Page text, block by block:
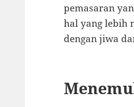
pemasaran
hal yang lebih
dengan jiwa